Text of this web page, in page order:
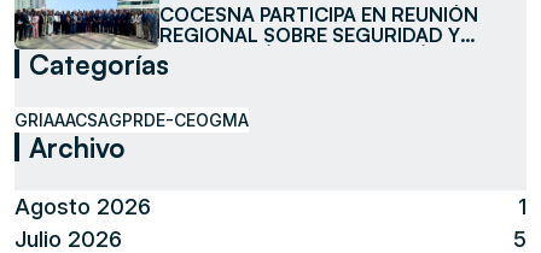
COCESNA PARTICIPA EN REUNIÓN
REGIONAL SOBRE SEGURIDAD Y
FACILITACIÓN DE LA AVIACIÓN
Categorías
GRIAAACSAGPRDE-CEOGMA
Archivo
Agosto 2026
1
Julio 2026
5